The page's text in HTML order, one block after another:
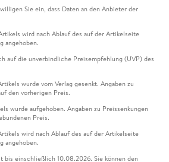
Sie ein, dass Daten an den Anbieter der
wird nach Ablauf des auf der Artikelseite
angehoben.
auf die unverbindliche Preisempfehlung (UVP) des
wurde vom Verlag gesenkt. Angaben zu
den vorherigen Preis.
wurde aufgehoben. Angaben zu Preissenkungen
Preis.
wird nach Ablauf des auf der Artikelseite
angehoben.
bis einschließlich 10.08.2026. Sie können den